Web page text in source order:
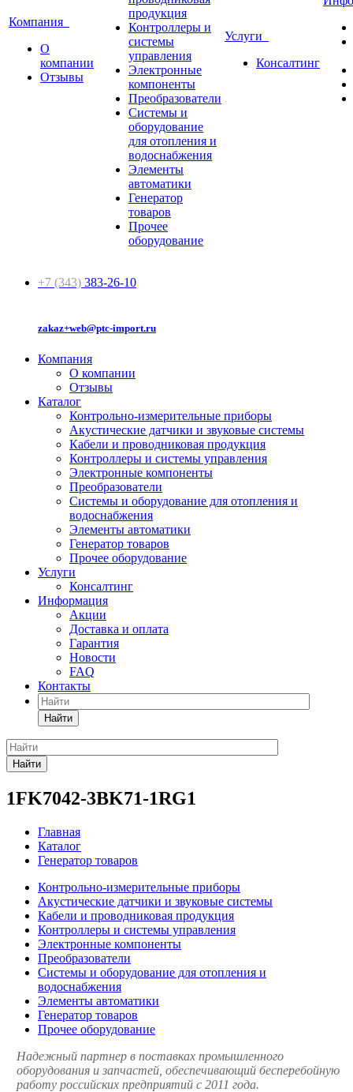
Компания
О
компании
Отзывы
продукция
Контроллеры и
системы
управления
Электронные
компоненты
Преобразователи
Системы и
оборудование
для отопления и
водоснабжения
Элементы
автоматики
Генератор
товаров
Прочее
оборудование
Услуги
Консалтинг
+7 (343) 383-26-10
zakaz+web@ptc-import.ru
Компания
О компании
Отзывы
Каталог
Контрольно-измерительные приборы
Акустические датчики и звуковые системы
Кабели и проводниковая продукция
Контроллеры и системы управления
Электронные компоненты
Преобразователи
Системы и оборудование для отопления и
водоснабжения
Элементы автоматики
Генератор товаров
Прочее оборудование
Услуги
Консалтинг
Информация
Акции
Доставка и оплата
Гарантия
Новости
FAQ
Контакты
Найти
Найти
1FK7042-3BK71-1RG1
Главная
Каталог
Генератор товаров
Контрольно-измерительные приборы
Акустические датчики и звуковые системы
Кабели и проводниковая продукция
Контроллеры и системы управления
Электронные компоненты
Преобразователи
Системы и оборудование для отопления и
водоснабжения
Элементы автоматики
Генератор товаров
Прочее оборудование
Надежный партнер в поставках промышленного
оборудования и запчастей, обеспечивающий бесперебойную
работу российских предприятий с 2011 года.